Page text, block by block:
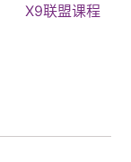
X9联盟课程